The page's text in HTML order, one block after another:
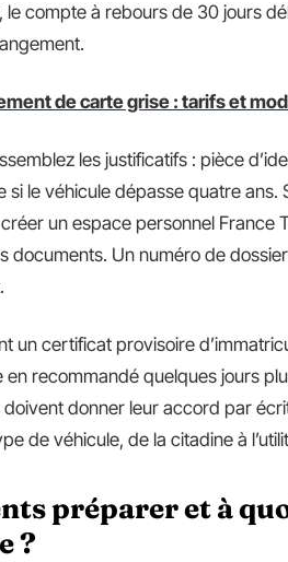
compte à rebours de 30 jours
de carte grise : tarifs et
les justificatifs : pièce
le véhicule dépasse quatre ans.
un espace personnel France
documents. Un numéro de
un certificat provisoire
recommandé quelques jours
donner leur accord par
de véhicule, de la citadine à
préparer et à
?